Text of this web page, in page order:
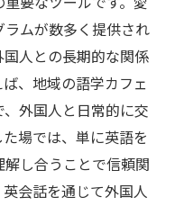
ムが数多く提供され
人との長期的な関係
、地域の語学カフェ
外国人と日常的に交
場では、単に英語を
し合うことで信頼関
会話を通じて外国人